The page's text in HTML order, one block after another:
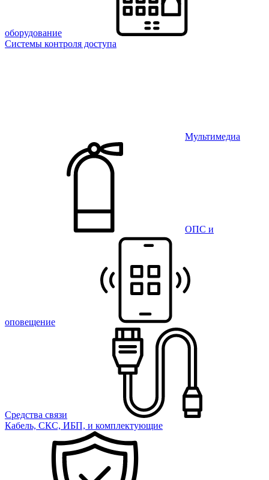
оборудование
Системы контроля доступа
Мультимедиа
ОПС и
оповещение
Средства связи
Кабель, СКС, ИБП, и комплектующие